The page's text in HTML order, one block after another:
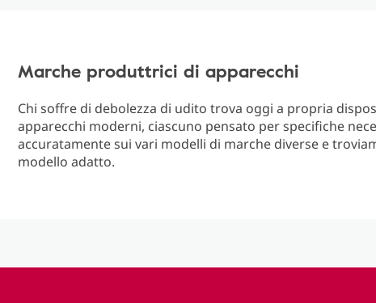
Marche produttrici di apparecchi
Chi soffre di debolezza di udito trova oggi a propria
apparecchi moderni, ciascuno pensato per specifiche
accuratamente sui vari modelli di marche diverse e
modello adatto.